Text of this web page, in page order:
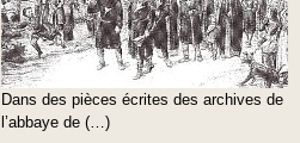
Dans des pièces écrites des archives de
l’abbaye de (…)